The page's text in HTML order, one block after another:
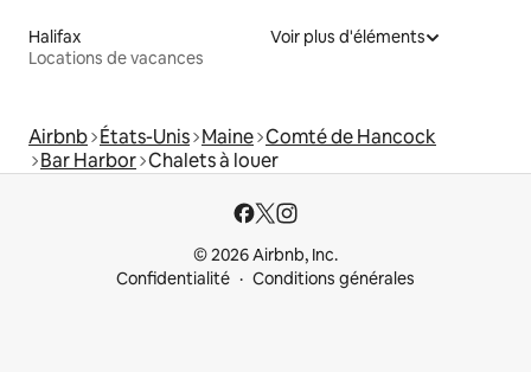
Halifax
Locations de vacances
Voir plus d'éléments
Airbnb États-Unis Maine Comté de Hancock
Bar Harbor Chalets à louer
© 2026 Airbnb, Inc.
Confidentialité
Conditions générales